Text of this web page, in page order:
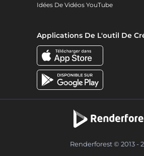
Idées De Vidéos YouTube
Applications De L'outil De
Renderforest © 2013 -